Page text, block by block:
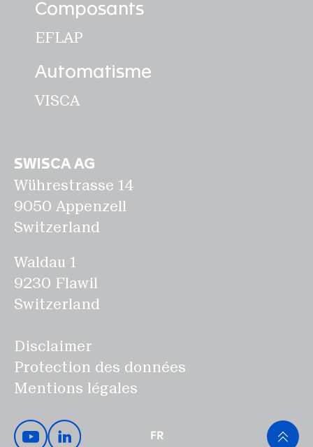
Composants
EFLAP
Automatisme
VISCA
SWISCA AG
Wührestrasse 14
9050 Appenzell
Switzerland
Waldau 1
9230 Flawil
Switzerland
Disclaimer
Protection des données
Mentions légales
FR